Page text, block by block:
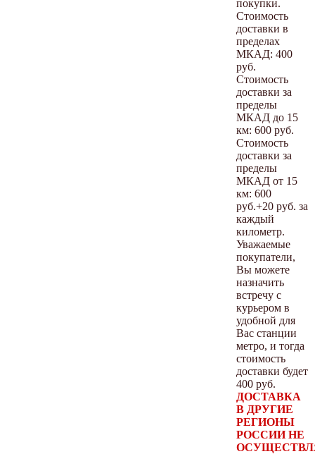
покупки.
Стоимость
доставки в
пределах
МКАД: 400
руб.
Стоимость
доставки за
пределы
МКАД до 15
км: 600 руб.
Стоимость
доставки за
пределы
МКАД от 15
км: 600
руб.+20 руб. за
каждый
километр.
Уважаемые
покупатели,
Вы можете
назначить
встречу с
курьером в
удобной для
Вас станции
метро, и тогда
стоимость
доставки будет
400 руб.
ДОСТАВКА
В ДРУГИЕ
РЕГИОНЫ
РОССИИ НЕ